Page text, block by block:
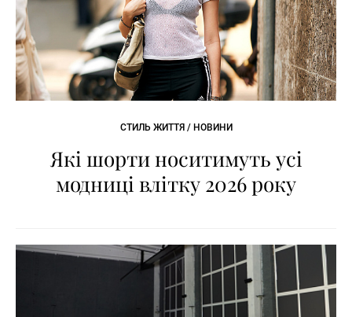
СТИЛЬ ЖИТТЯ / НОВИНИ
Які шорти носитимуть усі
модниці влітку 2026 року